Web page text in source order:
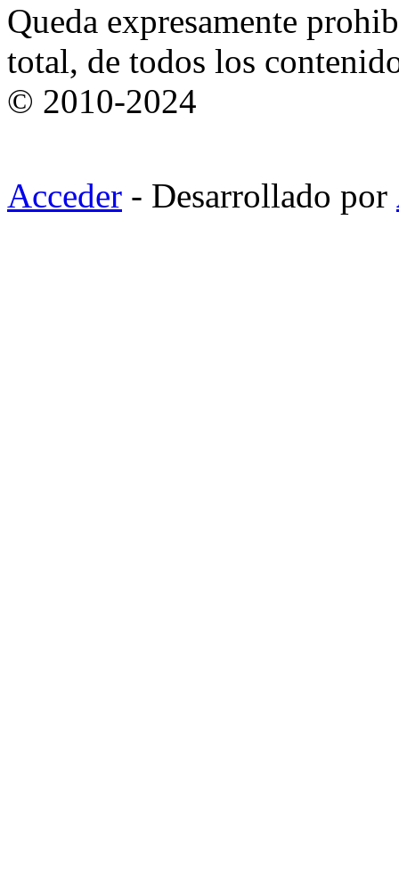
Queda expresamente
total, de todos los
© 2010-2024
Acceder - Desarrollado por